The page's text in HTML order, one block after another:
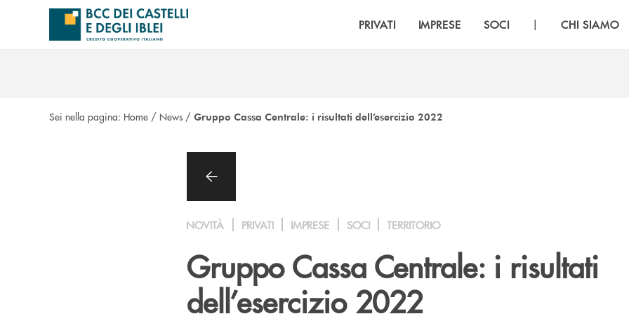
Salta al contenuto principale
PRIVATI IMPRESE SOCI | CHI SIAMO
Sei nella pagina: Home / News / Gruppo Cassa Centrale: i risultati dell’esercizio 2022
NOVITÀ PRIVATI IMPRESE SOCI TERRITORIO
Gruppo Cassa Centrale: i risultati
dell’esercizio 2022